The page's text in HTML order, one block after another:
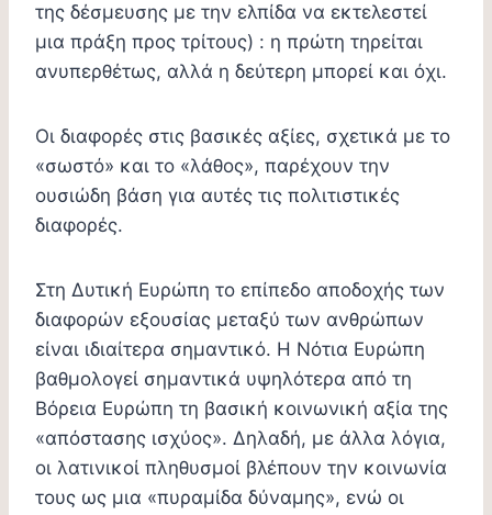
της δέσμευσης με την ελπίδα να εκτελεστεί
μια πράξη προς τρίτους) : η πρώτη τηρείται
ανυπερθέτως, αλλά η δεύτερη μπορεί και όχι.
Οι διαφορές στις βασικές αξίες, σχετικά με το
«σωστό» και το «λάθος», παρέχουν την
ουσιώδη βάση για αυτές τις πολιτιστικές
διαφορές.
Στη Δυτική Ευρώπη το επίπεδο αποδοχής των
διαφορών εξουσίας μεταξύ των ανθρώπων
είναι ιδιαίτερα σημαντικό. Η Νότια Ευρώπη
βαθμολογεί σημαντικά υψηλότερα από τη
Βόρεια Ευρώπη τη βασική κοινωνική αξία της
«απόστασης ισχύος». Δηλαδή, με άλλα λόγια,
οι λατινικοί πληθυσμοί βλέπουν την κοινωνία
τους ως μια «πυραμίδα δύναμης», ενώ οι